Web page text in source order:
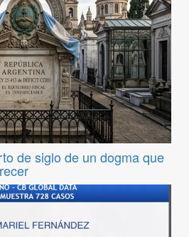
de siglo de un dogma que